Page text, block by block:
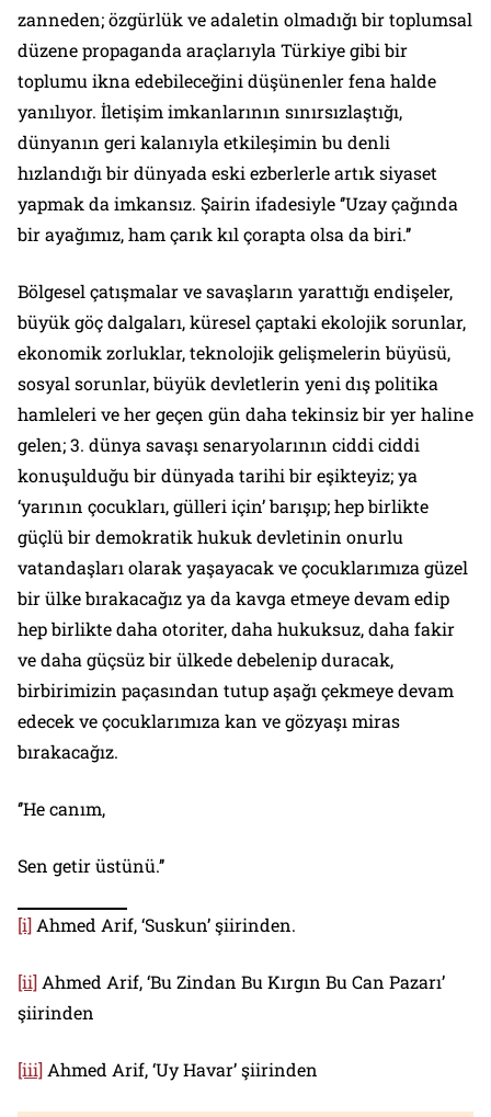
zanneden; özgürlük ve adaletin olmadığı bir toplumsal
düzene propaganda araçlarıyla Türkiye gibi bir
toplumu ikna edebileceğini düşünenler fena halde
yanılıyor. İletişim imkanlarının sınırsızlaştığı,
dünyanın geri kalanıyla etkileşimin bu denli
hızlandığı bir dünyada eski ezberlerle artık siyaset
yapmak da imkansız. Şairin ifadesiyle ‘’Uzay çağında
bir ayağımız, ham çarık kıl çorapta olsa da biri.’’
Bölgesel çatışmalar ve savaşların yarattığı endişeler,
büyük göç dalgaları, küresel çaptaki ekolojik sorunlar,
ekonomik zorluklar, teknolojik gelişmelerin büyüsü,
sosyal sorunlar, büyük devletlerin yeni dış politika
hamleleri ve her geçen gün daha tekinsiz bir yer haline
gelen; 3. dünya savaşı senaryolarının ciddi ciddi
konuşulduğu bir dünyada tarihi bir eşikteyiz; ya
‘yarının çocukları, gülleri için’ barışıp; hep birlikte
güçlü bir demokratik hukuk devletinin onurlu
vatandaşları olarak yaşayacak ve çocuklarımıza güzel
bir ülke bırakacağız ya da kavga etmeye devam edip
hep birlikte daha otoriter, daha hukuksuz, daha fakir
ve daha güçsüz bir ülkede debelenip duracak,
birbirimizin paçasından tutup aşağı çekmeye devam
edecek ve çocuklarımıza kan ve gözyaşı miras
bırakacağız.
‘’He canım,
Sen getir üstünü.’’
[i] Ahmed Arif, ‘Suskun’ şiirinden.
[ii] Ahmed Arif, ‘Bu Zindan Bu Kırgın Bu Can Pazarı’
şiirinden
[iii] Ahmed Arif, ‘Uy Havar’ şiirinden